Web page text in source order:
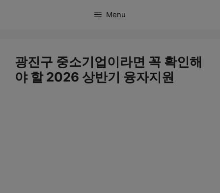
Menu
광진구 중소기업이라면 꼭 확인해
야 할 2026 상반기 융자지원